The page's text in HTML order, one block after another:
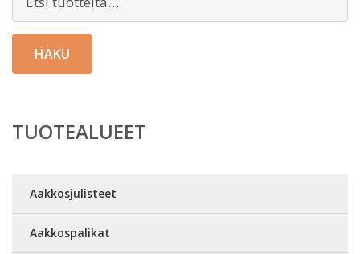
HAKU
TUOTEALUEET
Aakkosjulisteet
Aakkospalikat